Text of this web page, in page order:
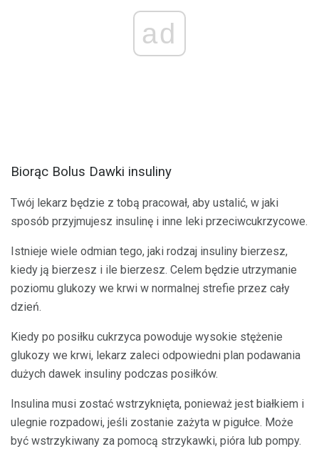
ad
Biorąc Bolus Dawki insuliny
Twój lekarz będzie z tobą pracował, aby ustalić, w jaki
sposób przyjmujesz insulinę i inne leki przeciwcukrzycowe.
Istnieje wiele odmian tego, jaki rodzaj insuliny bierzesz,
kiedy ją bierzesz i ile bierzesz. Celem będzie utrzymanie
poziomu glukozy we krwi w normalnej strefie przez cały
dzień.
Kiedy po posiłku cukrzyca powoduje wysokie stężenie
glukozy we krwi, lekarz zaleci odpowiedni plan podawania
dużych dawek insuliny podczas posiłków.
Insulina musi zostać wstrzyknięta, ponieważ jest białkiem i
ulegnie rozpadowi, jeśli zostanie zażyta w pigułce. Może
być wstrzykiwany za pomocą strzykawki, pióra lub pompy.